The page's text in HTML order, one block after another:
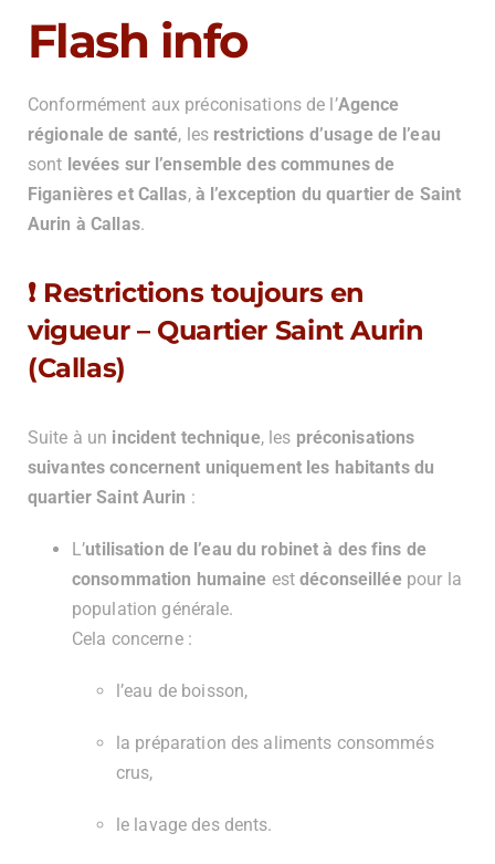
Flash info
Conformément aux préconisations de l’Agence
régionale de santé, les restrictions d’usage de l’eau
sont levées sur l’ensemble des communes de
Figanières et Callas, à l’exception du quartier de Saint
Aurin à Callas.
❗ Restrictions toujours en
vigueur – Quartier Saint Aurin
(Callas)
Suite à un incident technique, les préconisations
suivantes concernent uniquement les habitants du
quartier Saint Aurin :
L’utilisation de l’eau du robinet à des fins de
consommation humaine estdéconseillée pour la
population générale.
Cela concerne :
l’eau de boisson,
la préparation des aliments consommés
crus,
le lavage des dents.